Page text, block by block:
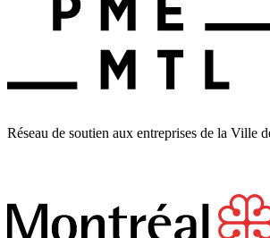
Réseau de soutien aux entreprises de la Ville